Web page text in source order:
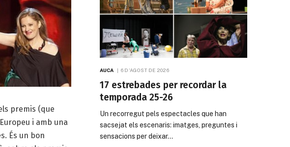
premis (que
i amb una
És un bon
AUCA 6 D'AGOST DE 2026
17 estrebades per recordar la
temporada 25-26
Un recorregut pels espectacles que han
sacsejat els escenaris: imatges, preguntes i
sensacions per deixar…